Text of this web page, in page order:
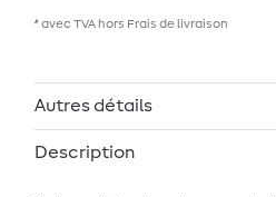
* avec TVA hors Frais de livraison
Autres détails
Description